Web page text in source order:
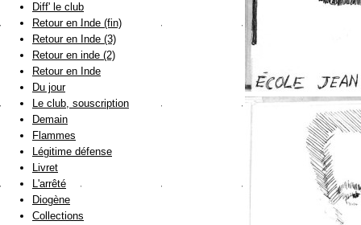
Diff' le club
Retour en Inde (fin)
Retour en Inde (3)
Retour en inde (2)
Retour en Inde
Du jour
Le club, souscription
Demain
Flammes
Légitime défense
Livret
L'arrêté
Diogène
Collections